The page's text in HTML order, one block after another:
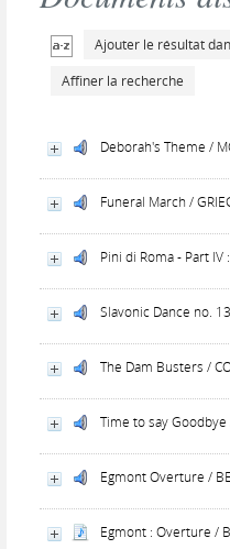
Ajouter le résultat
Affiner la recherche
Deborah's Theme /
Funeral March /
Pini di Roma - Part
Slavonic Dance no.
The Dam Busters /
Time to say Goodbye
Egmont Overture /
Egmont : Overture /